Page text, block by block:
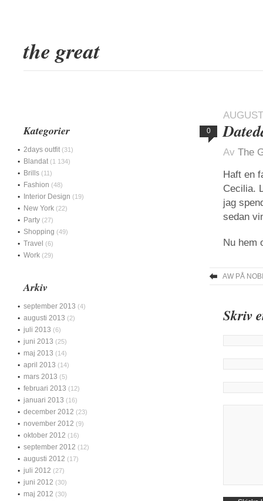
the great
0
Av The
Haft en
Cecilia.
jag
sedan
Nu hem
AW PÅ
Skriv
Kategorier
2days outfit (31)
Blandat (1 134)
Brills (11)
Fashion (48)
Interior Design (19)
New York (22)
Party (27)
Shopping (49)
Travel (6)
Work (29)
Arkiv
september 2013 (4)
augusti 2013 (2)
juli 2013 (6)
juni 2013 (25)
maj 2013 (14)
april 2013 (14)
mars 2013 (5)
februari 2013 (12)
januari 2013 (16)
december 2012 (23)
november 2012 (9)
oktober 2012 (16)
september 2012 (12)
augusti 2012 (17)
juli 2012 (27)
juni 2012 (30)
maj 2012 (30)